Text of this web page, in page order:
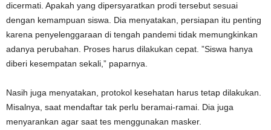
dicermati. Apakah yang dipersyaratkan prodi tersebut sesuai
dengan kemampuan siswa. Dia menyatakan, persiapan itu penting
karena penyelenggaraan di tengah pandemi tidak memungkinkan
adanya perubahan. Proses harus dilakukan cepat. ”Siswa hanya
diberi kesempatan sekali,” paparnya.
Nasih juga menyatakan, protokol kesehatan harus tetap dilakukan.
Misalnya, saat mendaftar tak perlu beramai-ramai. Dia juga
menyarankan agar saat tes menggunakan masker.